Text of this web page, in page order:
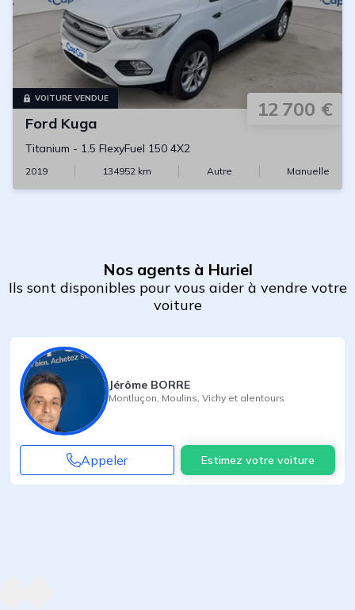
VOITURE VENDUE 12 700 €
Ford Kuga
Titanium - 1.5 FlexyFuel 150 4X2
2019 134952 km Autre Manuelle
Nos agents à Huriel
Ils sont disponibles pour vous aider à vendre votre
voiture
Jérôme BORRE
Montluçon Moulins Vichy et alentours
Appeler Estimez votre voiture